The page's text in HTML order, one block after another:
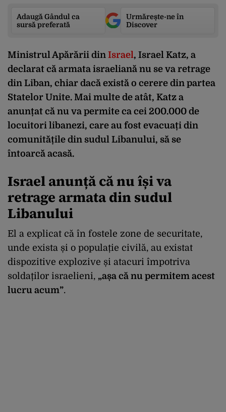
Adaugă Gândul ca
sursă preferată
Urmărește-ne în
Discover
Ministrul Apărării din Israel, Israel Katz, a
declarat că armata israeliană nu se va retrage
din Liban, chiar dacă există o cerere din partea
Statelor Unite. Mai multe de atât, Katz a
anunțat că nu va permite ca cei 200.000 de
locuitori libanezi, care au fost evacuați din
comunitățile din sudul Libanului, să se
întoarcă acasă.
Israel anunță că nu își va
retrage armata din sudul
Libanului
El a explicat că în fostele zone de securitate,
unde exista și o populație civilă, au existat
dispozitive explozive și atacuri împotriva
soldaților israelieni, „așa că nu permitem acest
lucru acum”.